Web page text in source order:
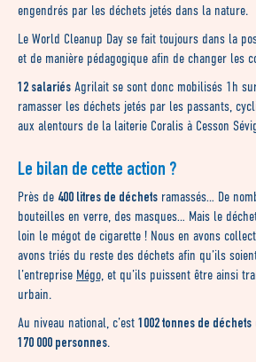
engendrés par les déchets jetés dans la nature.
Le World Cleanup Day se fait toujours dans la
et de manière pédagogique afin de changer les
12 salariés Agrilait se sont donc mobilisés 1h
ramasser les déchets jetés par les passants,
aux alentours de la laiterie Coralis à Cesson
Le bilan de cette action ?
Près de 400 litres de déchets ramassés… De
bouteilles en verre, des masques… Mais le
loin le mégot de cigarette ! Nous en avons
avons triés du reste des déchets afin qu’ils
l’entreprise Mégo, et qu’ils puissent être ainsi
urbain.
Au niveau national, c’est 1002 tonnes de déchets
170 000 personnes.